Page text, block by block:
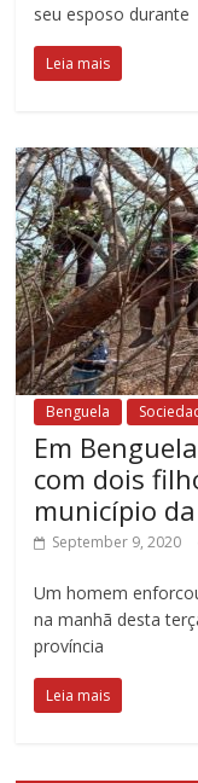
seu esposo durante
Leia mais
Benguela
Em
com dois
município
September 9, 2020
Um homem
na manhã desta
província
Leia mais